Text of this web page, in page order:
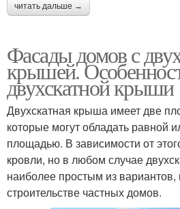
читать дальше →
Фасады домов с
крышей.
двухскатной крыши
Двухскатная крыша имеет две
которые могут обладать равной
площадью. В зависимости от
кровли, но в любом случае
наиболее простым из
строительстве частных домов.